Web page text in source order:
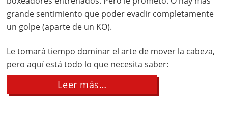
grande sentimiento que poder evadir completamente
un golpe (aparte de un KO).
Le tomará tiempo dominar el arte de mover la cabeza,
pero aquí está todo lo que necesita saber:
Leer más…
Movimiento